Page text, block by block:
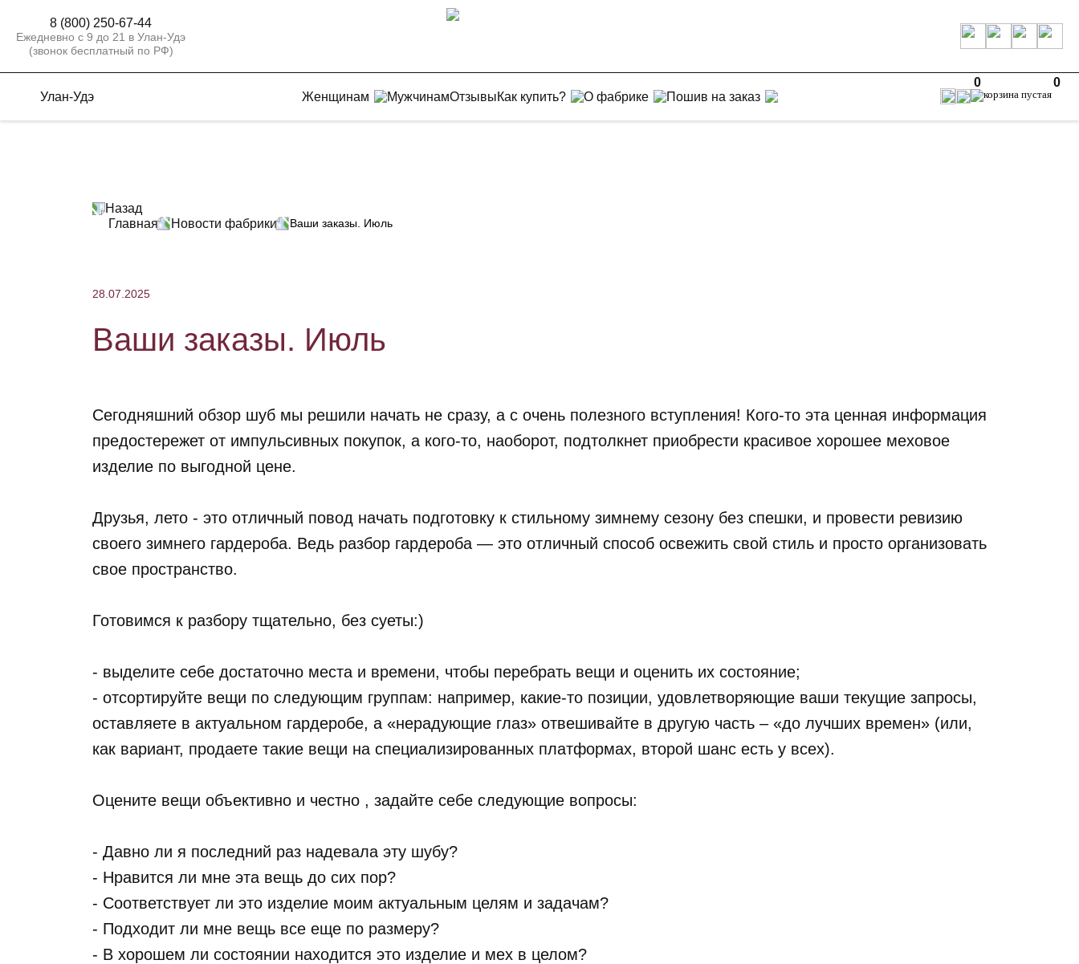
8 (800) 250-67-44
Ежедневно с 9 до 21 в Улан-Удэ
(звонок бесплатный по РФ)
Улан-Удэ Женщинам МужчинамОтзывыКак купить? О фабрике Пошив на заказ
0 0
Назад
Главная
Новости фабрики Ваши заказы. Июль
28.07.2025
Ваши заказы. Июль
Сегодняшний обзор шуб мы решили начать не сразу, а с очень полезного вступления! Кого-то эта ценная информация
предостережет от импульсивных покупок, а кого-то, наоборот, подтолкнет приобрести красивое хорошее меховое
изделие по выгодной цене.
Друзья, лето - это отличный повод начать подготовку к стильному зимнему сезону без спешки, и провести ревизию
своего зимнего гардероба. Ведь разбор гардероба — это отличный способ освежить свой стиль и просто организовать
свое пространство.
Готовимся к разбору тщательно, без суеты:)
- выделите себе достаточно места и времени, чтобы перебрать вещи и оценить их состояние;
- отсортируйте вещи по следующим группам: например, какие-то позиции, удовлетворяющие ваши текущие запросы,
оставляете в актуальном гардеробе, а «нерадующие глаз» отвешивайте в другую часть – «до лучших времен» (или,
как вариант, продаете такие вещи на специализированных платформах, второй шанс есть у всех).
Оцените вещи объективно и честно , задайте себе следующие вопросы:
- Давно ли я последний раз надевала эту шубу?
- Нравится ли мне эта вещь до сих пор?
- Соответствует ли это изделие моим актуальным целям и задачам?
- Подходит ли мне вещь все еще по размеру?
- В хорошем ли состоянии находится это изделие и мех в целом?